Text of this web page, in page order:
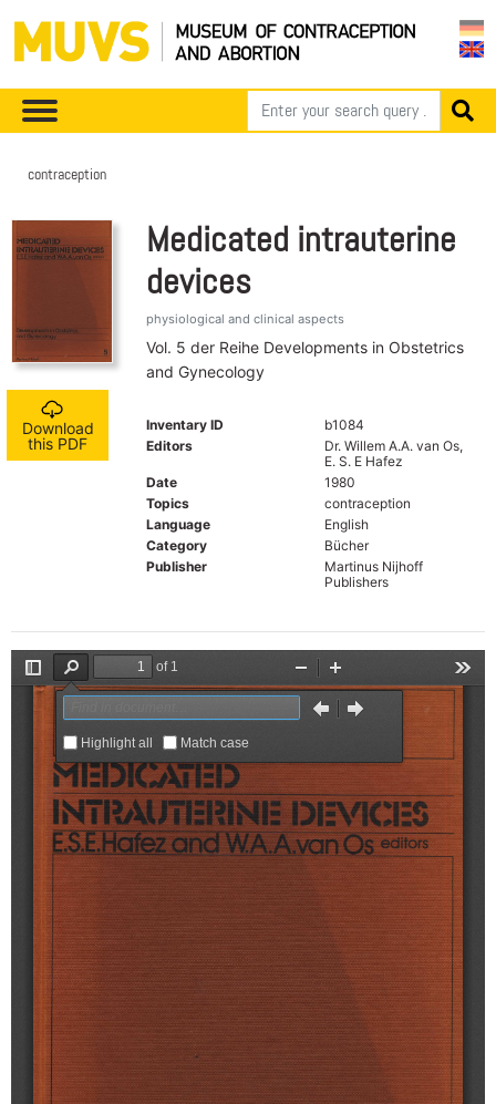
contraception
Download
this PDF
Medicated intrauterine
devices
physiological and clinical aspects
Vol. 5 der Reihe Developments in Obstetrics
and Gynecology
Inventary ID
b1084
Editors
Dr. Willem A.A. van Os,
E. S. E Hafez
Date
1980
Topics
contraception
Language
English
Category
Bücher
Publisher
Martinus Nijhoff
Publishers